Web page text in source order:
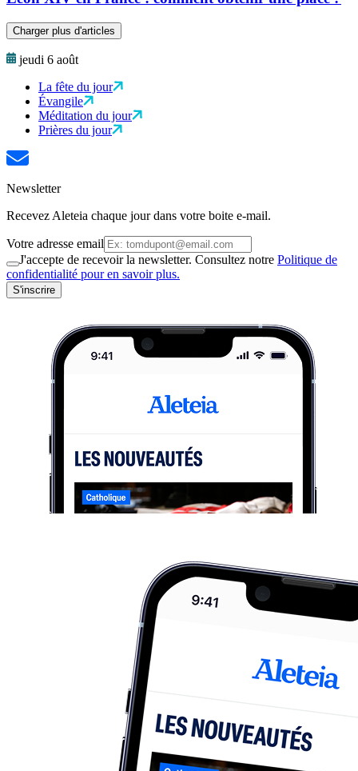
Charger plus d'articles
jeudi 6 août
La fête du jour
Évangile
Méditation du jour
Prières du jour
Newsletter
Recevez Aleteia chaque jour dans votre boite e-mail.
Votre adresse email
J'accepte de recevoir la newsletter. Consultez notre Politique de
confidentialité pour en savoir plus.
S'inscrire